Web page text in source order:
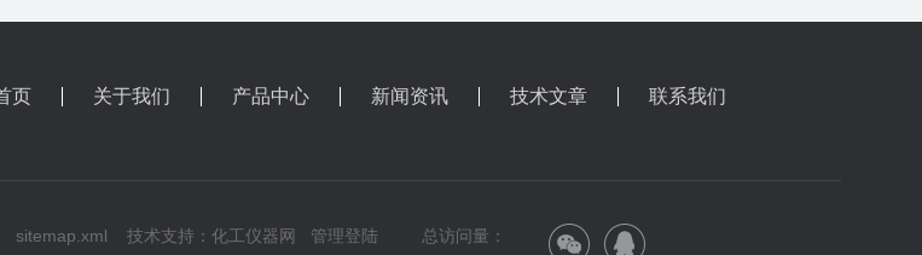
页 关于我们 产品中心 新闻资讯 技术文章 联系我们
sitemap.xml 技术支持：化工仪器网 管理登陆 总访问量：